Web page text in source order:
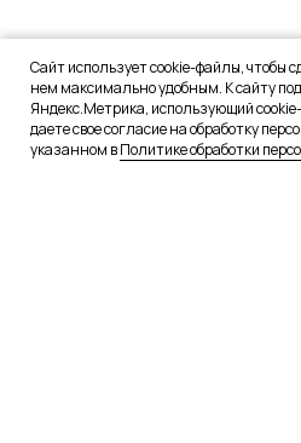
Сайт использует cookie-файлы, чтобы
нем максимально удобным. К сайту
Яндекс.Метрика, использующий
даете свое согласие на обработку
указанном вПолитике обработки